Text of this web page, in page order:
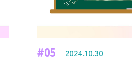
#05
2024.10.30